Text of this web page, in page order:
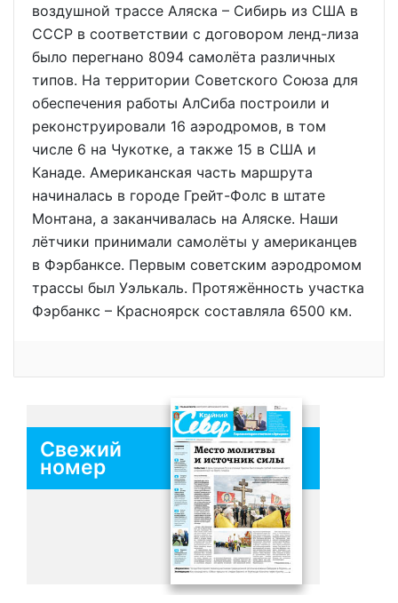
воздушной трассе Аляска – Сибирь из США в
СССР в соответствии с договором ленд-лиза
было перегнано 8094 самолёта различных
типов. На территории Советского Союза для
обеспечения работы АлСиба построили и
реконструировали 16 аэродромов, в том
числе 6 на Чукотке, а также 15 в США и
Канаде. Американская часть маршрута
начиналась в городе Грейт-Фолс в штате
Монтана, а заканчивалась на Аляске. Наши
лётчики принимали самолёты у американцев
в Фэрбанксе. Первым советским аэродромом
трассы был Уэлькаль. Протяжённость участка
Фэрбанкс – Красноярск составляла 6500 км.
Свежий
номер